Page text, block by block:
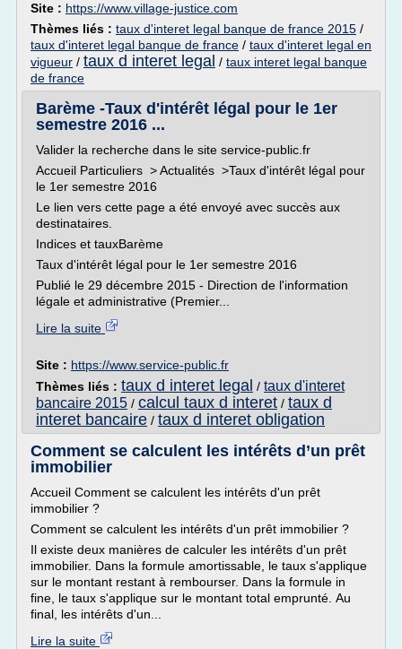
Site : https://www.village-justice.com
Thèmes liés : taux d'interet legal banque de france 2015 /
taux d'interet legal banque de france / taux d'interet legal en
vigueur / taux d interet legal / taux interet legal banque
de france
Barème -Taux d'intérêt légal pour le 1er
semestre 2016 ...
Valider la recherche dans le site service-public.fr
Accueil Particuliers > Actualités >Taux d'intérêt légal pour
le 1er semestre 2016
Le lien vers cette page a été envoyé avec succès aux
destinataires.
Indices et tauxBarème
Taux d'intérêt légal pour le 1er semestre 2016
Publié le 29 décembre 2015 - Direction de l'information
légale et administrative (Premier...
Lire la suite
Site : https://www.service-public.fr
Thèmes liés : taux d interet legal / taux d'interet
bancaire 2015 / calcul taux d interet / taux d
interet bancaire / taux d interet obligation
Comment se calculent les intérêts d’un prêt
immobilier
Accueil Comment se calculent les intérêts d'un prêt
immobilier ?
Comment se calculent les intérêts d'un prêt immobilier ?
Il existe deux manières de calculer les intérêts d'un prêt
immobilier. Dans la formule amortissable, le taux s'applique
sur le montant restant à rembourser. Dans la formule in
fine, le taux s'applique sur le montant total emprunté. Au
final, les intérêts d'un...
Lire la suite